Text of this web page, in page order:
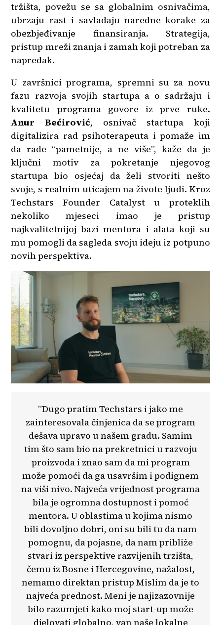
tržišta, povežu se sa globalnim osnivačima,
ubrzaju rast i savladaju naredne korake za
obezbjeđivanje finansiranja. Strategija,
pristup mreži znanja i zamah koji potreban za
napredak.
U završnici programa, spremni su za novu
fazu razvoja svojih startupa a o sadržaju i
kvalitetu programa govore iz prve ruke.
Anur Bećirović, osnivač startupa koji
digitalizira rad psihoterapeuta i pomaže im
da rade “pametnije, a ne više”, kaže da je
ključni motiv za pokretanje njegovog
startupa bio osjećaj da želi stvoriti nešto
svoje, s realnim uticajem na živote ljudi. Kroz
Techstars Founder Catalyst u proteklih
nekoliko mjeseci imao je pristup
najkvalitetnijoj bazi mentora i alata koji su
mu pomogli da sagleda svoju ideju iz potpuno
novih perspektiva.
”Dugo pratim Techstars i jako me
zainteresovala činjenica da se program
dešava upravo u našem gradu. Samim
tim što sam bio na prekretnici u razvoju
proizvoda i znao sam da mi program
može pomoći da ga usavršim i podignem
na viši nivo. Najveća vrijednost programa
bila je ogromna dostupnost i pomoć
mentora. U oblastima u kojima nismo
bili dovoljno dobri, oni su bili tu da nam
pomognu, da pojasne, da nam pribliże
stvari iz perspektive razvijenih trzišta,
čemu iz Bosne i Hercegovine, nažalost,
nemamo direktan pristup Mislim da je to
najveća prednost. Meni je najizazovnije
bilo razumjeti kako moj start-up može
djelovati globalno, van naše lokalne